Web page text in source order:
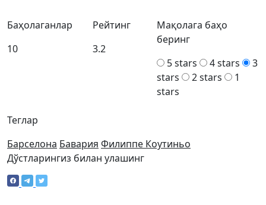
Теглар
Барселона Бавария Филиппе Коутиньо
Баҳолаганлар
10
Рейтинг
3.2
Мақолага баҳо
беринг
5 stars
4 stars
3
stars
2 stars
1
stars
Дўстларингиз билан улашинг